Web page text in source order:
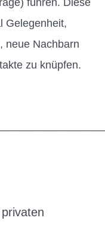
Gelegenheit,
neue Nachbarn
zu knüpfen.